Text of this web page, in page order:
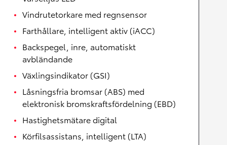
Vindrutetorkare med regnsensor
Farthållare, intelligent aktiv (iACC)
Backspegel, inre, automatiskt
avbländande
Växlingsindikator (GSI)
Låsningsfria bromsar (ABS) med
elektronisk bromskraftsfördelning (EBD)
Hastighetsmätare digital
Körfilsassistans, intelligent (LTA)